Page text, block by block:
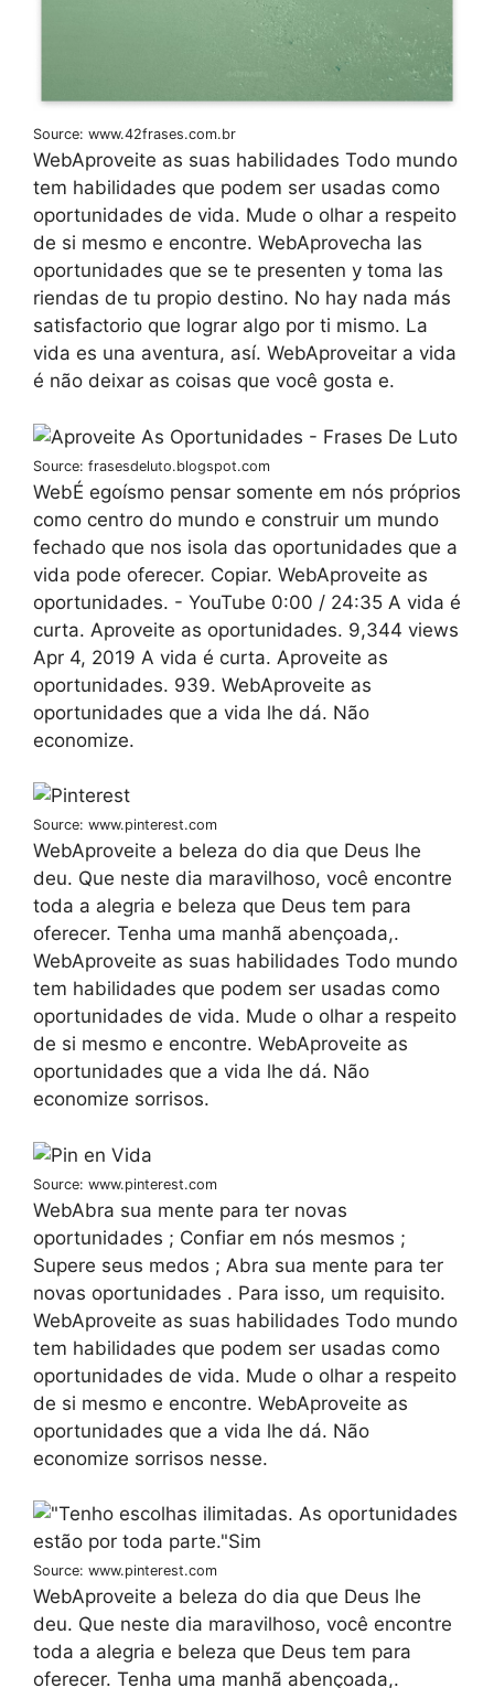
Source: www.42frases.com.br
WebAproveite as suas habilidades Todo mundo
tem habilidades que podem ser usadas como
oportunidades de vida. Mude o olhar a respeito
de si mesmo e encontre. WebAprovecha las
oportunidades que se te presenten y toma las
riendas de tu propio destino. No hay nada más
satisfactorio que lograr algo por ti mismo. La
vida es una aventura, así. WebAproveitar a vida
é não deixar as coisas que você gosta e.
Source: frasesdeluto.blogspot.com
WebÉ egoísmo pensar somente em nós próprios
como centro do mundo e construir um mundo
fechado que nos isola das oportunidades que a
vida pode oferecer. Copiar. WebAproveite as
oportunidades. - YouTube 0:00 / 24:35 A vida é
curta. Aproveite as oportunidades. 9,344 views
Apr 4, 2019 A vida é curta. Aproveite as
oportunidades. 939. WebAproveite as
oportunidades que a vida lhe dá. Não
economize.
Source: www.pinterest.com
WebAproveite a beleza do dia que Deus lhe
deu. Que neste dia maravilhoso, você encontre
toda a alegria e beleza que Deus tem para
oferecer. Tenha uma manhã abençoada,.
WebAproveite as suas habilidades Todo mundo
tem habilidades que podem ser usadas como
oportunidades de vida. Mude o olhar a respeito
de si mesmo e encontre. WebAproveite as
oportunidades que a vida lhe dá. Não
economize sorrisos.
Source: www.pinterest.com
WebAbra sua mente para ter novas
oportunidades ; Confiar em nós mesmos ;
Supere seus medos ; Abra sua mente para ter
novas oportunidades . Para isso, um requisito.
WebAproveite as suas habilidades Todo mundo
tem habilidades que podem ser usadas como
oportunidades de vida. Mude o olhar a respeito
de si mesmo e encontre. WebAproveite as
oportunidades que a vida lhe dá. Não
economize sorrisos nesse.
Source: www.pinterest.com
WebAproveite a beleza do dia que Deus lhe
deu. Que neste dia maravilhoso, você encontre
toda a alegria e beleza que Deus tem para
oferecer. Tenha uma manhã abençoada,.